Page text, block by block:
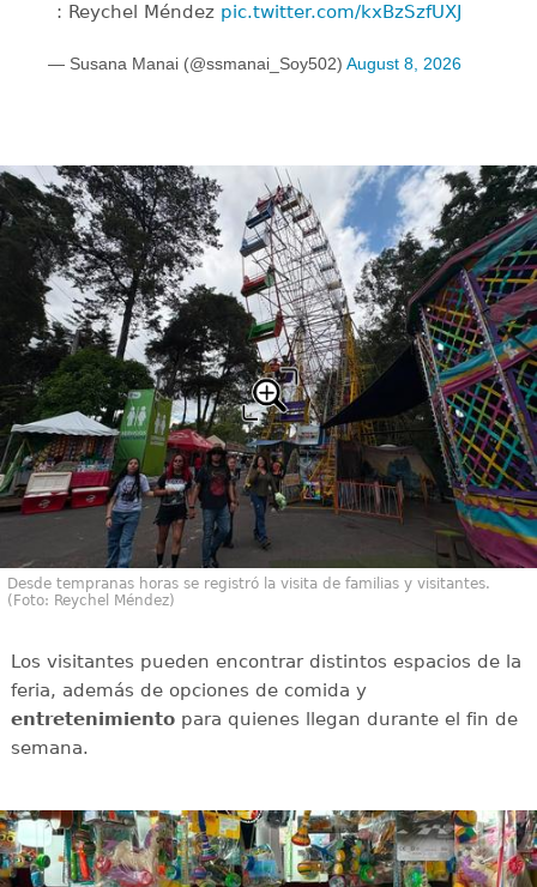
: Reychel Méndez pic.twitter.com/kxBzSzfUXJ
— Susana Manai (@ssmanai_Soy502) August 8, 2026
Desde tempranas horas se registró la visita de familias y visitantes.
(Foto: Reychel Méndez)
Los visitantes pueden encontrar distintos espacios de la
feria, además de opciones de comida y
entretenimientopara quienes llegan durante el fin de
semana.